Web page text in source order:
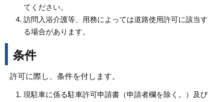
てください。
訪問入浴介護等、用務によっては道路使用許可に該当す
る場合があります。
条件
許可に際し、条件を付します。
現駐車に係る駐車許可申請書（申請者欄を除く。）及び